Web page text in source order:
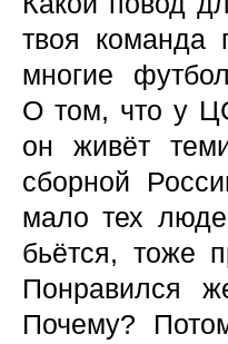
твоя команда
многие
О том, что у
он живёт
сборной
мало тех
бьётся, тоже
Понравился
Почему?